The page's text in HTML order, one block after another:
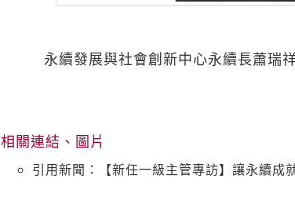
永續發展與社會創新中心永續長蕭瑞
相關連結、圖片
引用新聞：【新任一級主管專訪】讓永續成